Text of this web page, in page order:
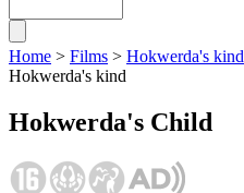
Home > Films > Hokwerda's kind
Hokwerda's kind
Hokwerda's Child